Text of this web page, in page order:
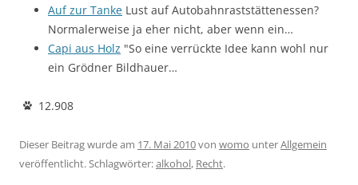
Auf zur Tanke Lust auf Autobahnraststättenessen?
Normalerweise ja eher nicht, aber wenn ein…
Capi aus Holz "So eine verrückte Idee kann wohl nur
ein Grödner Bildhauer…
12.908
Dieser Beitrag wurde am 17. Mai 2010von womo unterAllgemein
veröffentlicht. Schlagwörter:alkohol, Recht.